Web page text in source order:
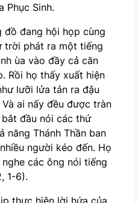
Phục Sinh.
đồ đang hội họp cùng
trời phát ra một tiếng
ùa vào đầy cả căn
Rồi họ thấy xuất hiện
lưỡi lửa tản ra đậu
ai nấy đều được tràn
đầu nói các thứ
năng Thánh Thần ban
người kéo đến. Họ
các ông nói tiếng
1-6).
thực hiện lời hứa của